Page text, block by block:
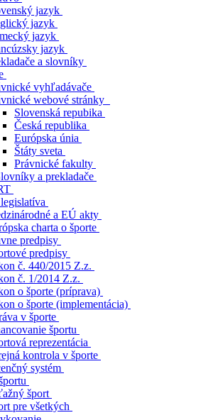
jazyk
jazyk
jazyk
jazyk
a slovníky
vyhľadávače
webové stránky
Slovenská repubika
Česká republika
Európska únia
Štáty sveta
Právnické fakulty
a prekladače
a EÚ akty
charta o športe
predpisy
predpisy
č. 440/2015 Z.z.
č. 1/2014 Z.z.
o športe (príprava)
o športe (implementácia)
v športe
športu
reprezentácia
kontrola v športe
systém
šport
pre všetkých